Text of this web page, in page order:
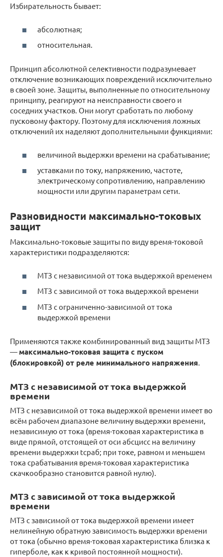
Избирательность бывает:
абсолютная;
относительная.
Принцип абсолютной селективности подразумевает
отключение возникающих повреждений исключительно
в своей зоне. Защиты, выполненные по относительному
принципу, реагируют на неисправности своего и
соседних участков. Они могут сработать по любому
пусковому фактору. Поэтому для исключения ложных
отключений их наделяют дополнительными функциями:
величиной выдержки времени на срабатывание;
уставками по току, напряжению, частоте,
электрическому сопротивлению, направлению
мощности или другим параметрам сети.
Разновидности максимально-токовых
защит
Максимально-токовые защиты по виду время-токовой
характеристики подразделяются:
МТЗ с независимой от тока выдержкой временем
МТЗ с зависимой от тока выдержкой времени
МТЗ с ограниченно-зависимой от тока
выдержкой времени
Применяются также комбинированный вид защиты МТЗ
— максимально-токовая защита с пуском
(блокировкой) от реле минимального напряжения
МТЗ с независимой от тока выдержкой
времени
МТЗ с независимой от тока выдержкой времени имеет во
всём рабочем диапазоне величину выдержки времени,
независимую от тока (время-токовая характеристика в
виде прямой, отстоящей от оси абсцисс на величину
времени выдержки tсраб; при токе, равном и меньшем
тока срабатывания время-токовая характеристика
скачкообразно становится равной нулю).
МТЗ с зависимой от тока выдержкой
времени
МТЗ с зависимой от тока выдержкой времени имеет
нелинейную обратную зависимость выдержки времени
от тока (обычно время-токовая характеристика близка к
гиперболе, как к кривой постоянной мощности).